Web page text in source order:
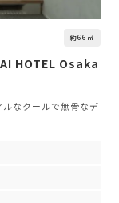
約66㎡
HOTEL Osaka
なクールで無骨なデ